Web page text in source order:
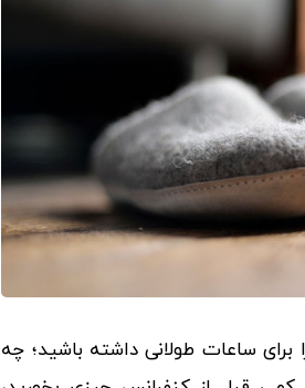
ساعات طولانی داشته باشید؛ چه